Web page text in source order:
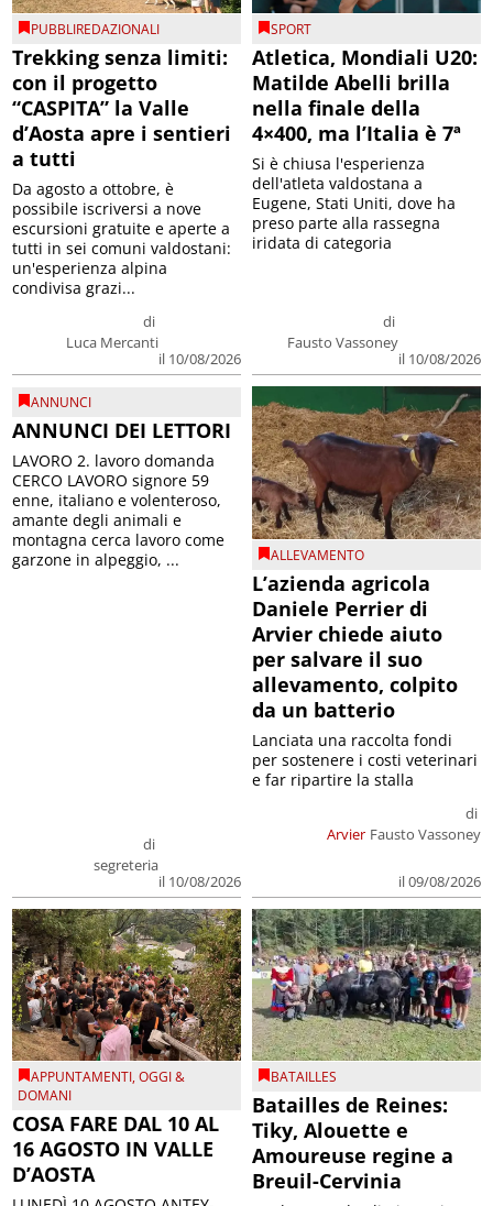
PUBBLIREDAZIONALI
Trekking senza limiti:
con il progetto
“CASPITA” la Valle
d’Aosta apre i sentieri
a tutti
di
Luca Mercanti
il 10/08/2026
Da agosto a ottobre, è
possibile iscriversi a nove
escursioni gratuite e aperte a
tutti in sei comuni valdostani:
un'esperienza alpina
condivisa grazi...
SPORT
Atletica, Mondiali U20:
Matilde Abelli brilla
nella finale della
4×400, ma l’Italia è 7ª
di
Fausto Vassoney
il 10/08/2026
Si è chiusa l'esperienza
dell'atleta valdostana a
Eugene, Stati Uniti, dove ha
preso parte alla rassegna
iridata di categoria
ANNUNCI
ANNUNCI DEI LETTORI
di
segreteria
il 10/08/2026
LAVORO 2. lavoro domanda
CERCO LAVORO signore 59
enne, italiano e volenteroso,
amante degli animali e
montagna cerca lavoro come
garzone in alpeggio, ...
ALLEVAMENTO
L’azienda agricola
Daniele Perrier di
Arvier chiede aiuto
per salvare il suo
allevamento, colpito
da un batterio
Arvier
di
Fausto Vassoney
il 09/08/2026
Lanciata una raccolta fondi
per sostenere i costi veterinari
e far ripartire la stalla
APPUNTAMENTI,OGGI &
DOMANI
COSA FARE DAL 10 AL
16 AGOSTO IN VALLE
D’AOSTA
BATAILLES
Batailles de Reines:
Tiky, Alouette e
Amoureuse regine a
Breuil-Cervinia